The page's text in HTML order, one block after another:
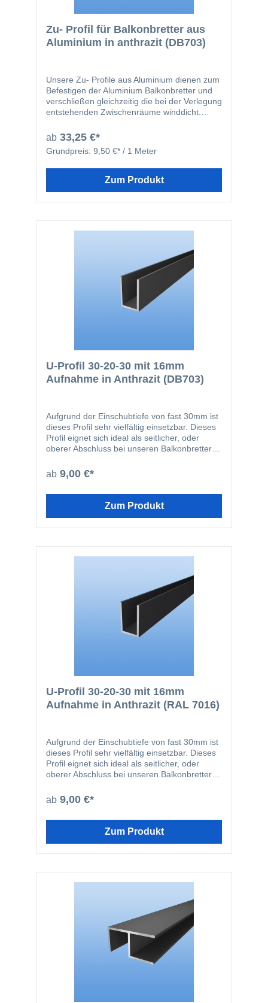
Zu- Profil für Balkonbretter aus
Aluminium in anthrazit (DB703)
Unsere Zu- Profile aus Aluminium dienen zum
Befestigen der Aluminium Balkonbretter und
verschließen gleichzeitig die bei der Verlegung
entstehenden Zwischenräume winddicht.
Zu- Profils wird ein "wandern" des Bohrers
verhindert. Die Zu- Profile überbrücken einen
Zwischenraum von 30 mm, sind optional in
optischen Aufwertung Ihrer Balkonverkleidung
ab 33,25 €*
Grundpreis: 9,50 €* / 1 Meter
Zum Produkt
U-Profil 30-20-30 mit 16mm
Aufnahme in Anthrazit (DB703)
Aufgrund der Einschubtiefe von fast 30mm ist
dieses Profil sehr vielfältig einsetzbar. Dieses
Profil eignet sich ideal als seitlicher, oder
oberer Abschluss bei unseren Balkonbrettern,
Rhombusprofilen. Selbstverständlich können
diese Profile auch für unsere 16mm
verwendet werden.
ab 9,00 €*
Zum Produkt
U-Profil 30-20-30 mit 16mm
Aufnahme in Anthrazit (RAL 7016)
Aufgrund der Einschubtiefe von fast 30mm ist
dieses Profil sehr vielfältig einsetzbar. Dieses
Profil eignet sich ideal als seitlicher, oder
oberer Abschluss bei unseren Balkonbrettern,
Rhombusprofilen. Selbstverständlich können
diese Profile auch für unsere 16mm
verwendet werden.
ab 9,00 €*
Zum Produkt